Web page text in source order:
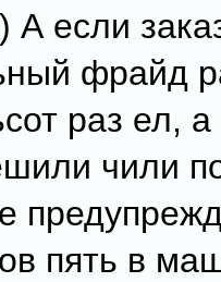
А если
фрайд
раз ел, а
чили
пять в